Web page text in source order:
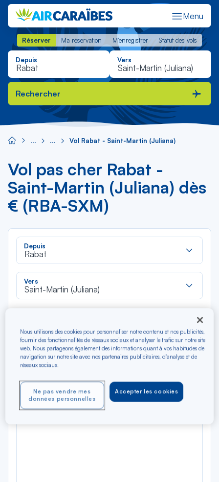
Menu
Réserver Ma réservation M'enregistrer Statut des vols
Réserver Ma réservation M'enregistrer Statut des vols
Depuis Vers
Rechercher
Vol Rabat - Saint-Martin (Juliana)
Vol pas cher Rabat -
Saint-Martin (Juliana) dès
€ (RBA-SXM)
Depuis
Rabat
Vers
Saint-Martin (Juliana)
liste
Aller-Retour Aller simple
Filtrer Vider
Précédent
AOÛ 2026
N/A*
Aller / Retour — Économique
Nous utilisons des cookies pour personnaliser notre contenu et nos publicités,
fournir des fonctionnalités de réseaux sociaux et analyser le trafic sur notre site
web. Nous partageons également des informations quant à vos habitudes de
navigation sur notre site avec nos partenaires publicitaires, d'analyse et de
réseaux sociaux.
Accepter les cookies
Ne pas vendre mes
données personnelles